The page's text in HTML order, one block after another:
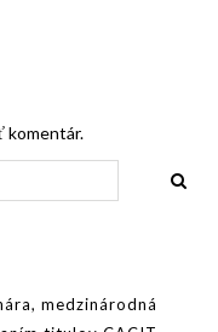
2026
komentár.
medzinárodná